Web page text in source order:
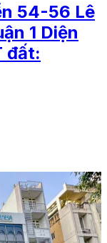
54-56 Lê
1 Diện
đất: